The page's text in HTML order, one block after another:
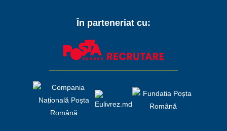
În parteneriat cu: